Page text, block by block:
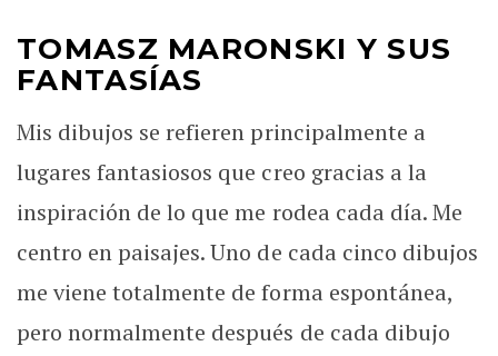
TOMASZ MARONSKI Y SUS
FANTASÍAS
Mis dibujos se refieren principalmente a
lugares fantasiosos que creo gracias a la
inspiración de lo que me rodea cada día. Me
centro en paisajes. Uno de cada cinco dibujos
me viene totalmente de forma espontánea,
pero normalmente después de cada dibujo